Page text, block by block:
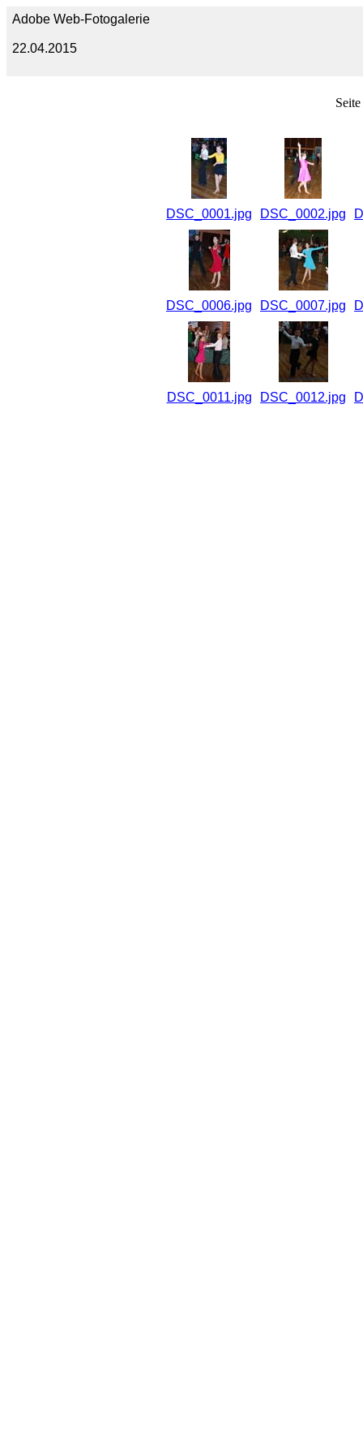
Adobe Web-Fotogalerie
22.04.2015
DSC_0001.jpg DSC_0002.jpg
DSC_0006.jpg DSC_0007.jpg
DSC_0011.jpg DSC_0012.jpg